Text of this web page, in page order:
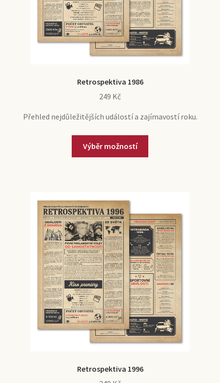
Retrospektiva 1986
249 Kč
Přehled nejdůležitějších událostí a zajímavostí roku.
Výběr možností
Retrospektiva 1996